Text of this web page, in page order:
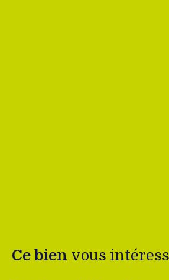
Ce bien vous